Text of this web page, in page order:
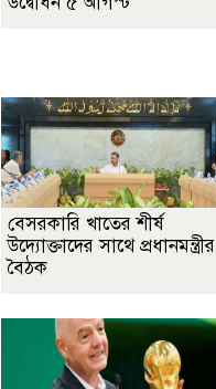
বেসরকারি খাতের শীর্ষ
উদ্যোক্তাদের সাথে প্রধানমন্ত্রীর
বৈঠক